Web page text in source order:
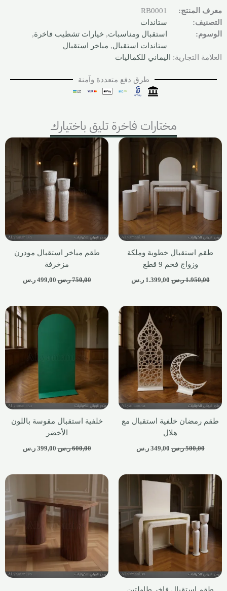
معرف المنتج:
RB0001
التصنيف:
ستاندات
الوسوم:
استقبال ومناسبات, خيارات تشطيب فاخرة,
ستاندات استقبال, مباخر استقبال
العلامة التجارية:
اليماني للكماليات
طرق دفع متعددة وآمنة
مختارات فاخرة تليق باختيارك
طقم استقبال خطوبة وملكة
وزواج فخم 9 قطع
1.950,00 ر.س 1.399,00 ر.س
طقم مباخر استقبال مودرن
مزخرفة
750,00 ر.س 499,00 ر.س
طقم رمضان خلفية استقبال مع
هلال
500,00 ر.س 349,00 ر.س
خلفية استقبال مقوسة باللون
الأخضر
600,00 ر.س 399,00 ر.س
طقم استقبال فاخر طاولتين